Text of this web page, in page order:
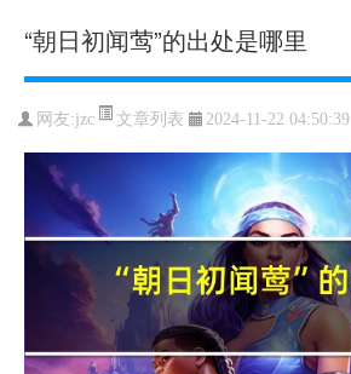
“朝日初闻莺”的出处是哪里
网友:jzc 文章列表 2024-11-22 04:50:39